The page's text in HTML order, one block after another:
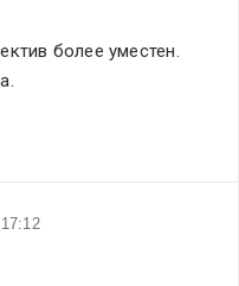
более уместен.